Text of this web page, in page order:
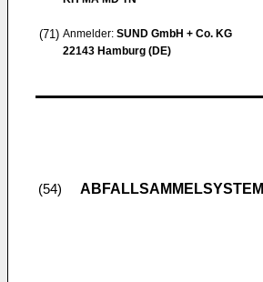
(71) Anmelder: SUND GmbH + Co. KG
22143 Hamburg (DE)
(54) ABFALLSAMMELSYSTEM